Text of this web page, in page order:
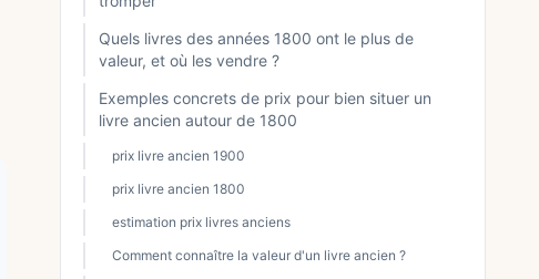
Quels livres des années 1800 ont le plus de
valeur, et où les vendre ?
Exemples concrets de prix pour bien situer un
livre ancien autour de 1800
prix livre ancien 1900
prix livre ancien 1800
estimation prix livres anciens
Comment connaître la valeur d'un livre ancien ?